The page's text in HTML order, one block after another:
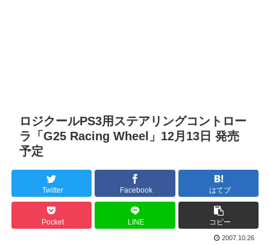
ロジクールPS3用ステアリングコントロー
ラ「G25 Racing Wheel」12月13日 発売
予定
Twitter Facebook はてブ
Pocket LINE コピー
2007.10.26